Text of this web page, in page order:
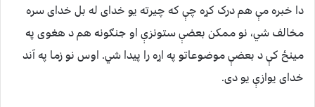
دا خبره مې هم درک کړه چې که چیرته یو خدای له بل خدای سره
مخالف شي، نو ممکن بعضې ستونزې او جنګونه هم د هغوی په
مینځ کې د بعضې موضوعاتو په اړه را پیدا شي. اوس نو زما په آند
خدای یوازې یو دی.